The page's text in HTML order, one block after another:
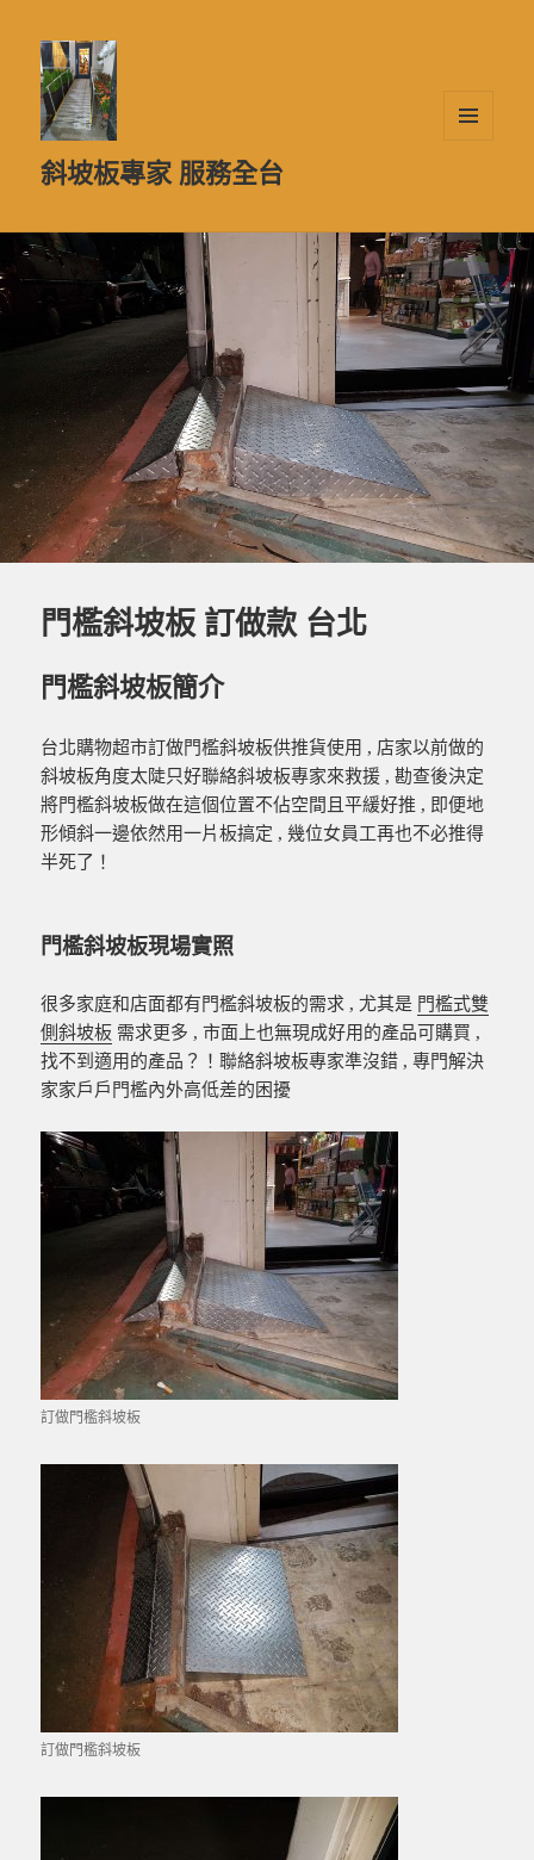
斜坡板專家 服務全台
門檻斜坡板 訂做款 台北
門檻斜坡板簡介
台北購物超市訂做門檻斜坡板供推貨使用 , 店家以前做的
斜坡板角度太陡只好聯絡斜坡板專家來救援 , 勘查後決定
將門檻斜坡板做在這個位置不佔空間且平緩好推 , 即便地
形傾斜一邊依然用一片板搞定 , 幾位女員工再也不必推得
半死了！
門檻斜坡板現場實照
很多家庭和店面都有門檻斜坡板的需求 , 尤其是 門檻式雙
側斜坡板 需求更多 , 市面上也無現成好用的產品可購買 ,
找不到適用的產品？！聯絡斜坡板專家準沒錯 , 專門解決
家家戶戶門檻內外高低差的困擾
訂做門檻斜坡板
訂做門檻斜坡板